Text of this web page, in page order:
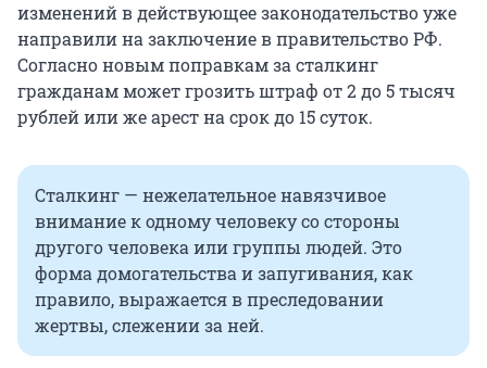
изменений в действующее законодательство уже
направили на заключение в правительство РФ.
Согласно новым поправкам за сталкинг
гражданам может грозить штраф от 2 до 5 тысяч
рублей или же арест на срок до 15 суток.
Сталкинг — нежелательное навязчивое
внимание к одному человеку со стороны
другого человека или группы людей. Это
форма домогательства и запугивания, как
правило, выражается в преследовании
жертвы, слежении за ней.